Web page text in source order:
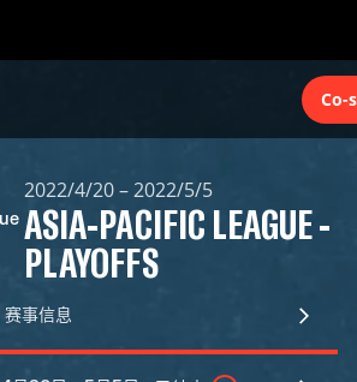
Co-
2022/4/20 – 2022/5/5
ASIA-PACIFIC LEAGUE -
PLAYOFFS
赛事信息